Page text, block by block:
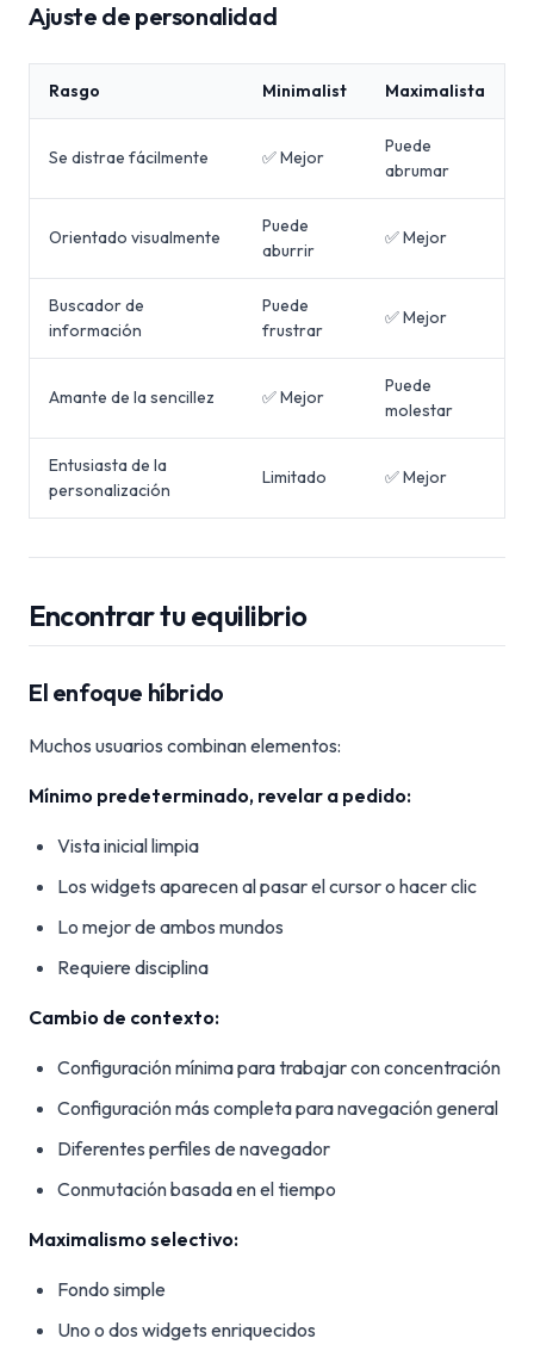
Ajuste de personalidad
Rasgo Minimalist Maximalista
Se distrae fácilmente ✅ Mejor
Puede
abrumar
Orientado visualmente
Puede
aburrir
✅ Mejor
Buscador de
información
Puede
frustrar
✅ Mejor
Amante de la sencillez ✅ Mejor
Puede
molestar
Entusiasta de la
personalización
Limitado ✅ Mejor
Encontrar tu equilibrio
El enfoque híbrido
Muchos usuarios combinan elementos:
Mínimo predeterminado, revelar a pedido:
Vista inicial limpia
Los widgets aparecen al pasar el cursor o hacer clic
Lo mejor de ambos mundos
Requiere disciplina
Cambio de contexto:
Configuración mínima para trabajar con concentración
Configuración más completa para navegación general
Diferentes perfiles de navegador
Conmutación basada en el tiempo
Maximalismo selectivo:
Fondo simple
Uno o dos widgets enriquecidos